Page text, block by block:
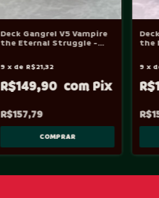
Deck Gangrel V5 Vampire
the Eternal Struggle -
R$157,79
R$149,90
9 x de R$21,32
the
9 x